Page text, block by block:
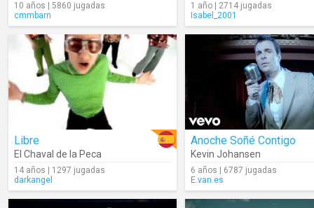
10 años | 5860 jugadas
cmmbarn
1 año | 2714 jugadas
Isabel_2001
Libre
El Chaval de la Peca
14 años | 1297 jugadas
darkangel
Anoche Soñé Contigo
Kevin Johansen
6 años | 6787 jugadas
E.van.es